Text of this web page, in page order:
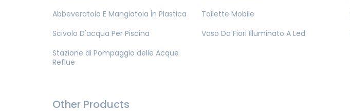
Abbeveratoio E Mangiatoia İn Plastica
Toilette Mobile
Scivolo D'acqua Per Piscina
Vaso Da Fiori İlluminato A Led
Stazione di Pompaggio delle Acque
Reflue
Other Products